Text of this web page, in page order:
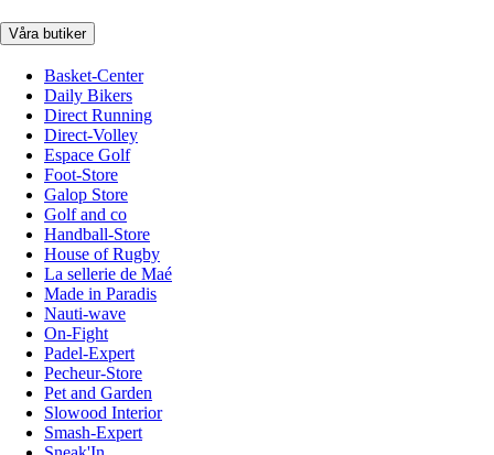
Våra butiker
Basket-Center
Daily Bikers
Direct Running
Direct-Volley
Espace Golf
Foot-Store
Galop Store
Golf and co
Handball-Store
House of Rugby
La sellerie de Maé
Made in Paradis
Nauti-wave
On-Fight
Padel-Expert
Pecheur-Store
Pet and Garden
Slowood Interior
Smash-Expert